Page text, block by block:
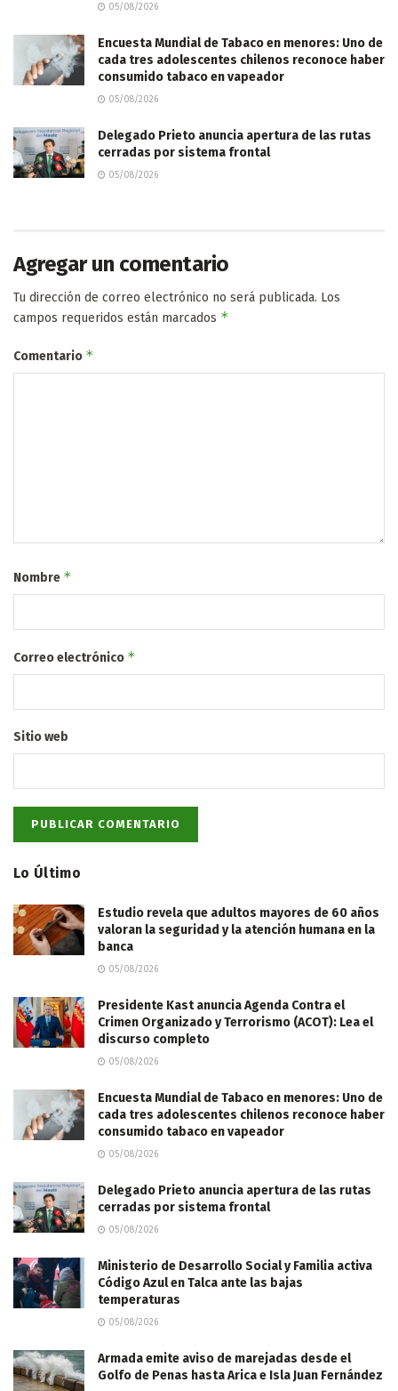
05/08/2026
Encuesta Mundial de Tabaco en menores: Uno de
cada tres adolescentes chilenos reconoce haber
consumido tabaco en vapeador
05/08/2026
Delegado Prieto anuncia apertura de las rutas
cerradas por sistema frontal
05/08/2026
Agregar un comentario
Tu dirección de correo electrónico no será publicada. Los
campos requeridos están marcados *
Comentario *
Nombre *
Correo electrónico *
Sitio web
Lo Último
Estudio revela que adultos mayores de 60 años
valoran la seguridad y la atención humana en la
banca
05/08/2026
Presidente Kast anuncia Agenda Contra el
Crimen Organizado y Terrorismo (ACOT): Lea el
discurso completo
05/08/2026
Encuesta Mundial de Tabaco en menores: Uno de
cada tres adolescentes chilenos reconoce haber
consumido tabaco en vapeador
05/08/2026
Delegado Prieto anuncia apertura de las rutas
cerradas por sistema frontal
05/08/2026
Ministerio de Desarrollo Social y Familia activa
Código Azul en Talca ante las bajas
temperaturas
05/08/2026
​Armada emite aviso de marejadas desde el
Golfo de Penas hasta Arica e Isla Juan Fernández